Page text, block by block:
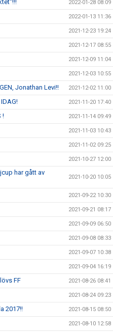
2022-01-28 08:09
2022-01-13 11:36
2021-12-23 19:24
2021-12-17 08:55
2021-12-09 11:04
2021-12-03 10:55
Jonathan Levi!! 2021-12-02 11:00
2021-11-20 17:40
! 2021-11-14 09:49
2021-11-03 10:43
2021-11-02 09:25
2021-10-27 12:00
har gått av
2021-10-20 10:05
2021-09-22 10:30
2021-09-21 08:17
2021-09-09 06:50
2021-09-08 08:33
2021-09-07 10:38
2021-09-04 16:19
FF 2021-08-26 08:41
2021-08-24 09:23
2017!! 2021-08-15 08:50
2021-08-10 12:58